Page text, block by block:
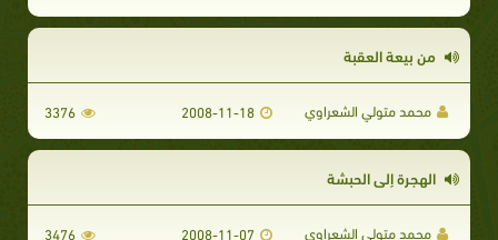
من بيعة العقبة
محمد متولي الشعراوي 2008-11-18
3376
الهجرة إلى الحبشة
محمد متولي الشعراوي 2008-11-07
3476